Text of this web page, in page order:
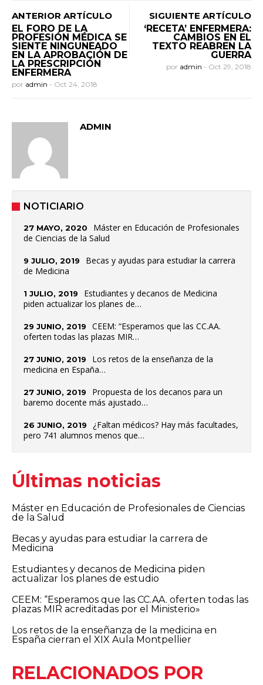
ANTERIOR ARTÍCULO
EL FORO DE LA
PROFESIÓN MÉDICA SE
SIENTE NINGUNEADO
EN LA APROBACIÓN DE
LA PRESCRIPCIÓN
ENFERMERA
por admin - Oct 24, 2018
SIGUIENTE ARTÍCULO
‘RECETA’ ENFERMERA:
CAMBIOS EN EL
TEXTO REABREN LA
GUERRA
por admin - Oct 29, 2018
ADMIN
NOTICIARIO
27 MAYO, 2020
Máster en Educación de Profesionales
de Ciencias de la Salud
9 JULIO, 2019
Becas y ayudas para estudiar la carrera
de Medicina
1 JULIO, 2019
Estudiantes y decanos de Medicina
piden actualizar los planes de…
29 JUNIO, 2019
CEEM: “Esperamos que las CC.AA.
oferten todas las plazas MIR…
27 JUNIO, 2019
Los retos de la enseñanza de la
medicina en España…
27 JUNIO, 2019
Propuesta de los decanos para un
baremo docente más ajustado…
26 JUNIO, 2019
¿Faltan médicos? Hay más facultades,
pero 741 alumnos menos que…
Últimas noticias
Máster en Educación de Profesionales de Ciencias
de la Salud
Becas y ayudas para estudiar la carrera de
Medicina
Estudiantes y decanos de Medicina piden
actualizar los planes de estudio
CEEM: “Esperamos que las CC.AA. oferten todas las
plazas MIR acreditadas por el Ministerio»
Los retos de la enseñanza de la medicina en
España cierran el XIX Aula Montpellier
RELACIONADOS POR